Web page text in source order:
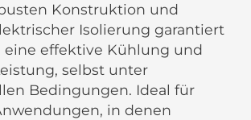
Konstruktion und
Isolierung garantiert
eine effektive Kühlung und
selbst unter
Bedingungen. Ideal für
in denen